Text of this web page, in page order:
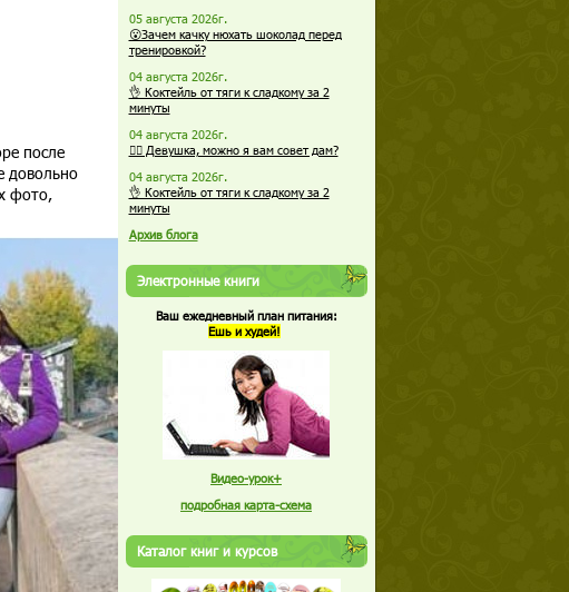
после
довольно
фото,
05 августа 2026г.
😮Зачем качку нюхать шоколад перед
тренировкой?
04 августа 2026г.
👌 Коктейль от тяги к сладкому за 2
минуты
04 августа 2026г.
🏋️‍♀️ Девушка, можно я вам совет дам?
04 августа 2026г.
👌 Коктейль от тяги к сладкому за 2
минуты
Архив блога
Электронные книги
Ваш ежедневный план питания:
Ешь и худей!
Видео-урок+
подробная карта-схема
Каталог книг и курсов